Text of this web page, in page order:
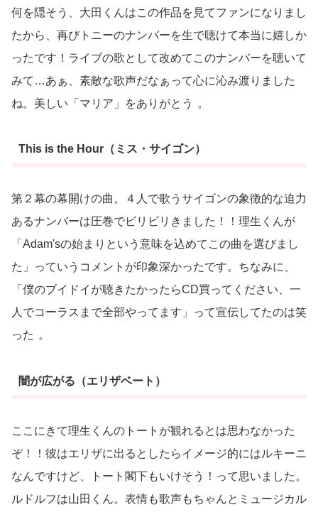
何を隠そう、大田くんはこの作品を見てファンになりまし
たから、再びトニーのナンバーを生で聴けて本当に嬉しか
ったです！ライブの歌として改めてこのナンバーを聴いて
みて…あぁ、素敵な歌声だなぁって心に沁み渡りました
ね。美しい「マリア」をありがとう
。
This is the Hour（ミス・サイゴン）
第２幕の幕開けの曲。４人で歌うサイゴンの象徴的な迫力
あるナンバーは圧巻でビリビリきました！！理生くんが
「Adam'sの始まりという意味を込めてこの曲を選びまし
た」っていうコメントが印象深かったです。ちなみに、
「僕のブイドイが聴きたかったらCD買ってください、一
人でコーラスまで全部やってます」って宣伝してたのは笑
った 。
闇が広がる（エリザベート）
ここにきて理生くんのトートが観れるとは思わなかった
ぞ！！彼はエリザに出るとしたらイメージ的にはルキーニ
なんですけど、トート閣下もいけそう！って思いました。
ルドルフは山田くん。表情も歌声もちゃんとミュージカル